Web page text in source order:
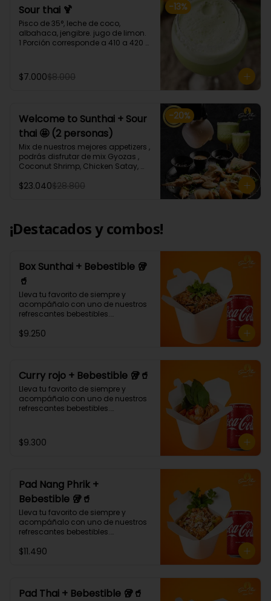
-13%
Sour thai 🍹
Pisco de 35°, leche de coco,
albahaca, jengibre. jugo de limon.
1 Porción corresponde a 410 a 420
$7.000$8.000
-20%
Welcome to Sunthai + Sour
thai 🤩 (2 personas)
Mix de nuestros mejores appetizers ,
podrás disfrutar de mix Gyozas ,
Coconut Shrimp, Chicken Satay,
Mongolianas, papas fritas en salsa
$23.040$28.800
¡Destacados y combos!
Box Sunthai + Bebestible 🥡
🥤
Lleva tu favorito de siempre y
acompáñalo con uno de nuestros
refrescantes bebestibles.
bases, proteínas, verduras y salsas
$9.250
Curry rojo + Bebestible 🥡🥤
Lleva tu favorito de siempre y
acompáñalo con uno de nuestros
refrescantes bebestibles.
con salsa de curry rojo.🌶🌶 (Debe
elegir su proteína)
$9.300
Pad Nang Phrik +
Bebestible 🥡🥤
Lleva tu favorito de siempre y
acompáñalo con uno de nuestros
refrescantes bebestibles.
apio, cebolla morada, cilantro,
$11.490
Pad Thai + Bebestible 🥡🥤